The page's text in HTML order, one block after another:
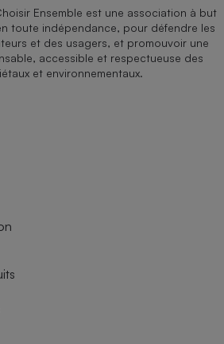
Ensemble est une association à but
toute indépendance, pour défendre les
et des usagers, et promouvoir une
accessible et respectueuse des
et environnementaux.